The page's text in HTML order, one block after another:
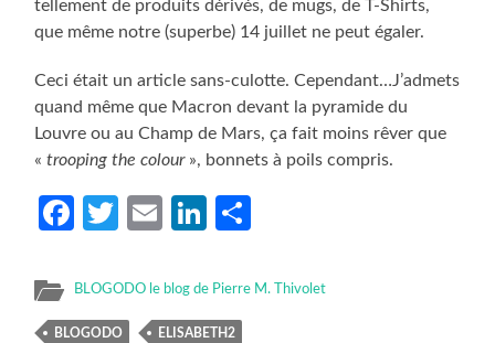
tellement de produits dérivés, de mugs, de T-Shirts,
que même notre (superbe) 14 juillet ne peut égaler.
Ceci était un article sans-culotte. Cependant…J’admets
quand même que Macron devant la pyramide du
Louvre ou au Champ de Mars, ça fait moins rêver que
«trooping the colour», bonnets à poils compris.
Facebook
Twitter
EmailLinkedIn
BLOGODO le blog de Pierre M. Thivolet
BLOGODO ELISABETH2